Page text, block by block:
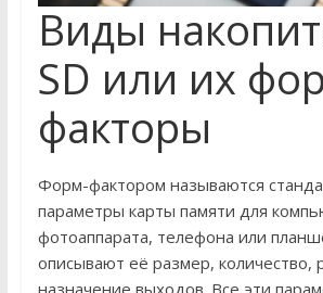
Виды
SD или их
факторы
Форм-фактором называются
параметры карты памяти для
фотоаппарата, телефона или
описывают её размер, количество,